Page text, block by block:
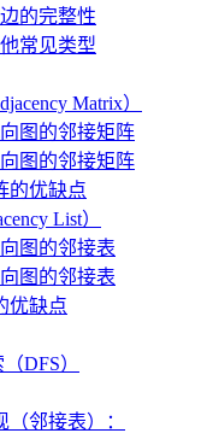
边的完整性
他常见类型
Matrix）
向图的邻接矩阵
向图的邻接矩阵
的优缺点
List）
向图的邻接表
向图的邻接表
优缺点
DFS）
（邻接表）：